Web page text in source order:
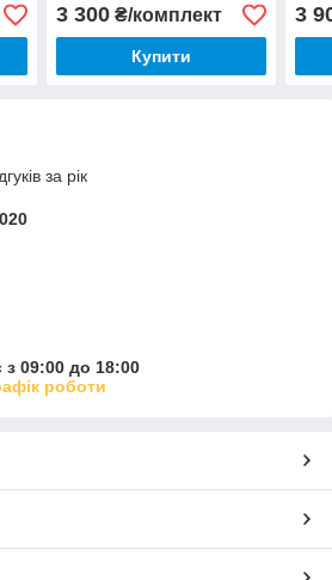
3 300₴/комплект
Купити
3
за рік
09:00 до 18:00
роботи